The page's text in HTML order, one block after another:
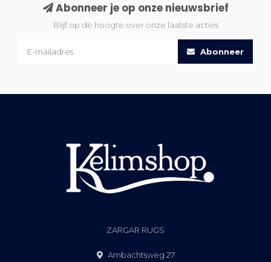
Abonneer je op onze nieuwsbrief
Blijf op de hoogte over onze laatste acties
Abonneer
ZARGAR RUGS
Ambachtsweg 27